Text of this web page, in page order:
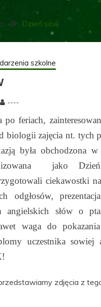
Dzień sów
szkolne
----
po feriach,
biologii zajęcia nt. tych
była obchodzona
jako
ciekawostki
odgłosów,
angielskich słów o
waga do
uczestnika sowiej
zdjęcia z